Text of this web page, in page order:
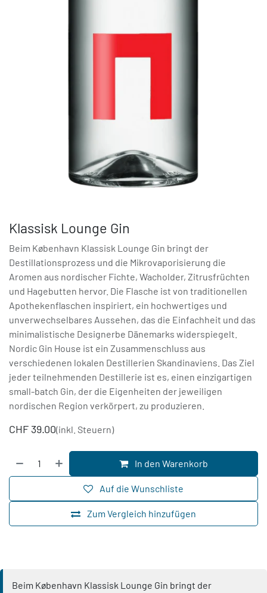
Klassisk Lounge Gin
Beim København Klassisk Lounge Gin bringt der
Destillationsprozess und die Mikrovaporisierung die
Aromen aus nordischer Fichte, Wacholder, Zitrusfrüchten
und Hagebutten hervor. Die Flasche ist von traditionellen
Apothekenflaschen inspiriert, ein hochwertiges und
unverwechselbares Aussehen, das die Einfachheit und das
minimalistische Designerbe Dänemarks widerspiegelt.
Nordic Gin House ist ein Zusammenschluss aus
verschiedenen lokalen Destillerien Skandinaviens. Das Ziel
jeder teilnehmenden Destillerie ist es, einen einzigartigen
small-batch Gin, der die Eigenheiten der jeweiligen
nordischen Region verkörpert, zu produzieren.
CHF 39.00(inkl. Steuern)
In den Warenkorb
Zum Vergleich hinzufügen
Auf die Wunschliste
Beim København Klassisk Lounge Gin bringt der